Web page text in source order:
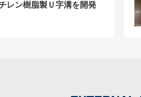
レン樹脂製Ｕ字溝を開発